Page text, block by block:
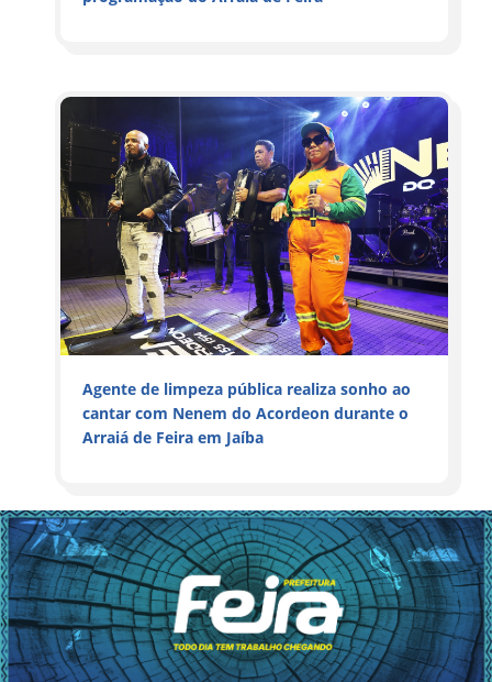
Agente de limpeza pública realiza sonho ao
cantar com Nenem do Acordeon durante o
Arraiá de Feira em Jaíba